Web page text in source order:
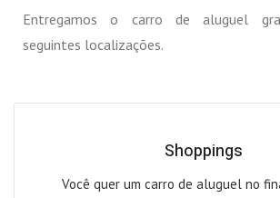
Entregamos o carro de aluguel
seguintes localizações.
Shoppings
Você quer um carro de aluguel no